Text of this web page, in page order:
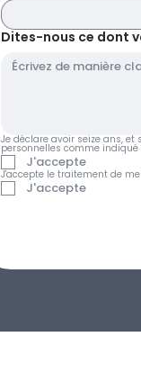
Dites-nous ce dont
Je déclare avoir seize ans,
personnelles comme indiqué
J'accepte
J'accepte le traitement de
J'accepte